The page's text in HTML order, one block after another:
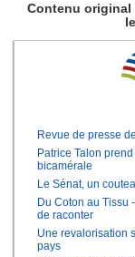
Contenu
Revue de presse
Patrice Talon
bicamérale
Le Sénat, un
Du Coton au Tissu
de raconter
Une revalorisation
pays